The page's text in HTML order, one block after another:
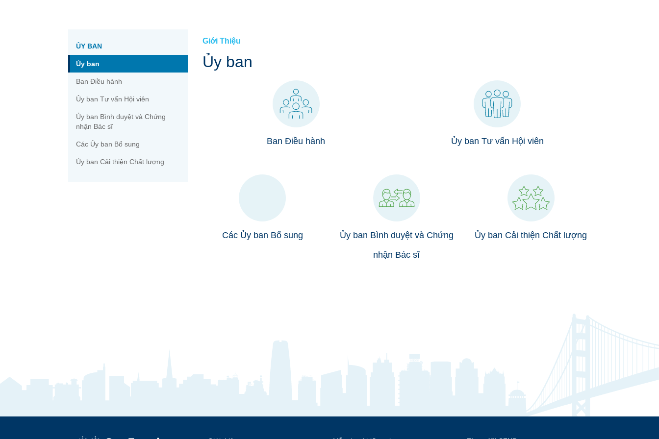
Tiếp tục Chăm Sóc »
Tìm Nhà cung cấp »
Cách Duy trì Bảo hiểm của quý vị »
Thư viện Y tế Tiệm thuốc tây »
Phòng báo chí »
ỦY BAN
Ủy ban
Ban Điều hành
Ủy ban Tư vấn Hội viên
Ủy ban Bình duyệt và Chứng
nhận Bác sĩ
Các Ủy ban Bổ sung
Ủy ban Cải thiện Chất lượng
Giới Thiệu
Ủy ban
Ban Điều hành Ủy ban Tư vấn Hội viên
Các Ủy ban Bổ sung
Ủy ban Bình duyệt và Chứng
nhận Bác sĩ
Ủy ban Cải thiện Chất lượng